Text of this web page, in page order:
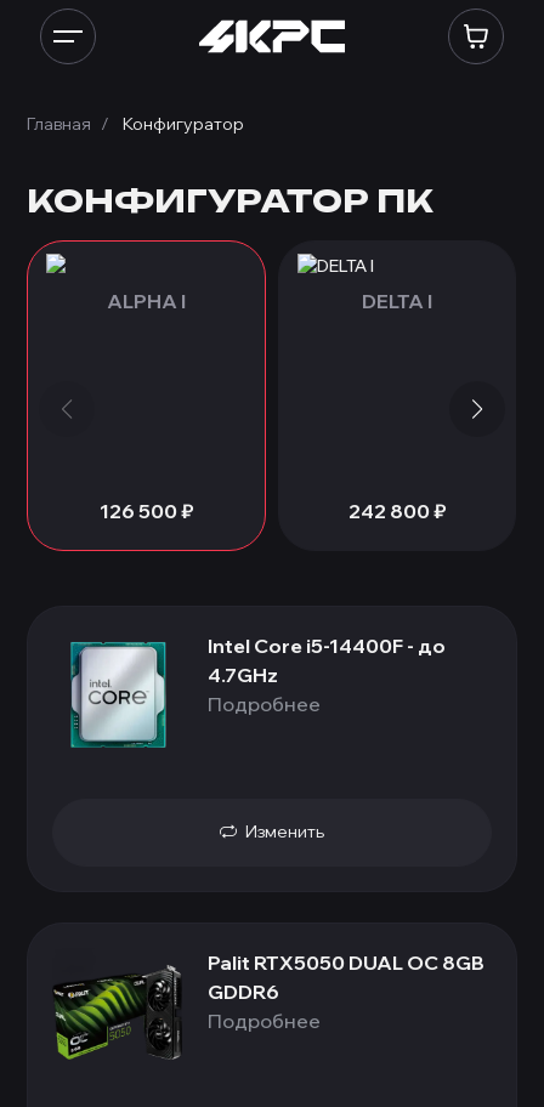
Главная Конфигуратор
КОНФИГУРАТОР ПК
ALPHA I
126 500₽
DELTA I
242 800₽
Intel Core i5-14400F - до
4.7GHz
Подробнее
Изменить
Palit RTX5050 DUAL OC 8GB
GDDR6
Подробнее
Конфигуратор ПК: сборка ПК онлайн по комплектующим,